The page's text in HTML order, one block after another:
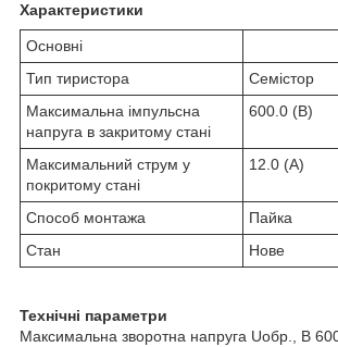
Характеристики
Основні
Тип тиристора
Семістор
Максимальна імпульсна
напруга в закритому стані
600.0 (В)
Максимальний струм у
покритому стані
12.0 (А)
Способ монтажа
Пайка
Стан
Нове
Технічні параметри
Максимальна зворотна напруга Uoбр., В